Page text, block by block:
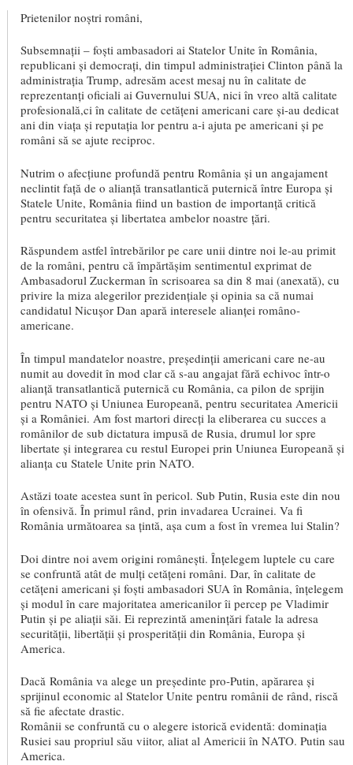
Prietenilor noştri români,
Subsemnaţii – foști ambasadori ai Statelor Unite în România,
republicani și democrați, din timpul administrației Clinton până la
administrația Trump, adresăm acest mesaj nu în calitate de
reprezentanți oficiali ai Guvernului SUA, nici în vreo altă calitate
profesională,ci în calitate de cetățeni americani care și-au dedicat
ani din viața și reputația lor pentru a-i ajuta pe americani și pe
români să se ajute reciproc.
Nutrim o afecțiune profundă pentru România și un angajament
neclintit față de o alianță transatlantică puternică între Europa și
Statele Unite, România fiind un bastion de importanță critică
pentru securitatea și libertatea ambelor noastre țări.
Răspundem astfel întrebărilor pe care unii dintre noi le-au primit
de la români, pentru că împărtășim sentimentul exprimat de
Ambasadorul Zuckerman în scrisoarea sa din 8 mai (anexată), cu
privire la miza alegerilor prezidențiale și opinia sa că numai
candidatul Nicușor Dan apară interesele alianței româno-
americane.
În timpul mandatelor noastre, președinții americani care ne-au
numit au dovedit în mod clar că s-au angajat fără echivoc într-o
alianță transatlantică puternică cu România, ca pilon de sprijin
pentru NATO și Uniunea Europeană, pentru securitatea Americii
și a României. Am fost martori direcți la eliberarea cu succes a
românilor de sub dictatura impusă de Rusia, drumul lor spre
libertate și integrarea cu restul Europei prin Uniunea Europeană și
alianța cu Statele Unite prin NATO.
Astăzi toate acestea sunt în pericol. Sub Putin, Rusia este din nou
în ofensivă. În primul rând, prin invadarea Ucrainei. Va fi
România următoarea sa țintă, așa cum a fost în vremea lui Stalin?
Doi dintre noi avem origini româneşti. Înțelegem luptele cu care
se confruntă atât de mulți cetățeni români. Dar, în calitate de
cetăţeni americani și foști ambasadori SUA în România, înțelegem
și modul în care majoritatea americanilor îi percep pe Vladimir
Putin și pe aliații săi. Ei reprezintă amenințări fatale la adresa
securității, libertății și prosperității din România, Europa și
America.
Dacă România va alege un președinte pro-Putin, apărarea și
sprijinul economic al Statelor Unite pentru românii de rând, riscă
să fie afectate drastic.
Românii se confruntă cu o alegere istorică evidentă: dominația
Rusiei sau propriul său viitor, aliat al Americii în NATO. Putin sau
America.